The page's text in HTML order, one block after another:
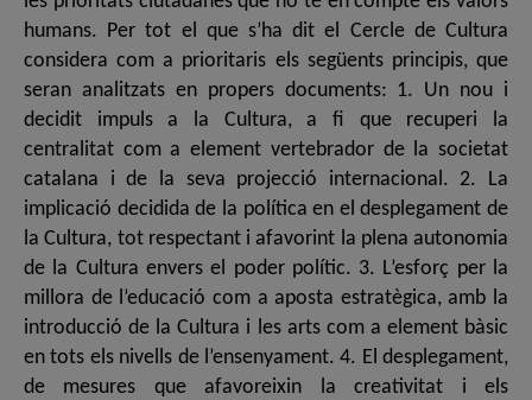
humans. Per tot el que s’ha dit el Cercle de Cultura
considera com a prioritaris els següents principis, que
seran analitzats en propers documents: 1. Un nou i
decidit impuls a la Cultura, a fi que recuperi la
centralitat com a element vertebrador de la societat
catalana i de la seva projecció internacional. 2. La
implicació decidida de la política en el desplegament de
la Cultura, tot respectant i afavorint la plena autonomia
de la Cultura envers el poder polític. 3. L’esforç per la
millora de l’educació com a aposta estratègica, amb la
introducció de la Cultura i les arts com a element bàsic
en tots els nivells de l’ensenyament. 4. El desplegament,
de mesures que afavoreixin la creativitat i els